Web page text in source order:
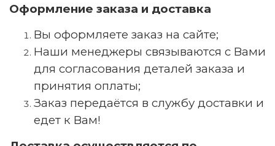
Оформление заказа и доставка
Вы оформляете заказ на сайте;
Наши менеджеры связываются с Вами
для согласования деталей заказа и
принятия оплаты;
Заказ передаётся в службу доставки и
едет к Вам!